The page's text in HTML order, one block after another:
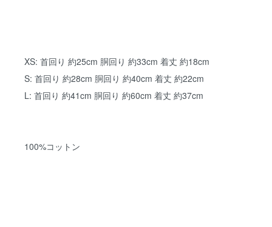
XS: 首回り 約25cm 胴回り 約33cm 着丈 約18cm
S: 首回り 約28cm 胴回り 約40cm 着丈 約22cm
L: 首回り 約41cm 胴回り 約60cm 着丈 約37cm
100%コットン